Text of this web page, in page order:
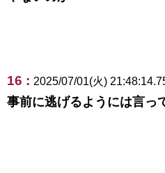
16 : 2025/07/01(火)
事前に逃げるようには言っ